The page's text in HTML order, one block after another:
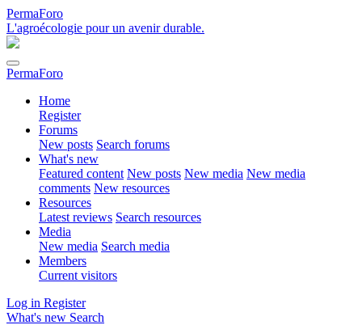
PermaForo
L'agroécologie pour un avenir durable.
PermaForo
Home
Register
Forums
New posts Search forums
What's new
Featured content New posts New media New media
comments New resources
Resources
Latest reviews Search resources
Media
New media Search media
Members
Current visitors
Log in Register
What's new Search